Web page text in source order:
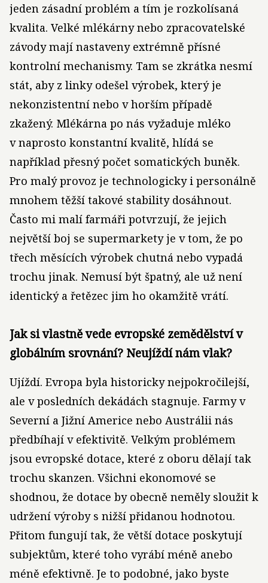
jeden zásadní problém a tím je rozkolísaná
kvalita. Velké mlékárny nebo zpracovatelské
závody mají nastaveny extrémně přísné
kontrolní mechanismy. Tam se zkrátka nesmí
stát, aby z linky odešel výrobek, který je
nekonzistentní nebo v horším případě
zkažený. Mlékárna po nás vyžaduje mléko
v naprosto konstantní kvalitě, hlídá se
například přesný počet somatických buněk.
Pro malý provoz je technologicky i personálně
mnohem těžší takové stability dosáhnout.
Často mi malí farmáři potvrzují, že jejich
největší boj se supermarkety je v tom, že po
třech měsících výrobek chutná nebo vypadá
trochu jinak. Nemusí být špatný, ale už není
identický a řetězec jim ho okamžitě vrátí.
Jak si vlastně vede evropské zemědělství v
globálním srovnání? Neujíždí nám vlak?
Ujíždí. Evropa byla historicky nejpokročilejší,
ale v posledních dekádách stagnuje. Farmy v
Severní a Jižní Americe nebo Austrálii nás
předbíhají v efektivitě. Velkým problémem
jsou evropské dotace, které z oboru dělají tak
trochu skanzen. Všichni ekonomové se
shodnou, že dotace by obecně neměly sloužit k
udržení výroby s nižší přidanou hodnotou.
Přitom fungují tak, že větší dotace poskytují
subjektům, které toho vyrábí méně anebo
méně efektivně. Je to podobné, jako byste